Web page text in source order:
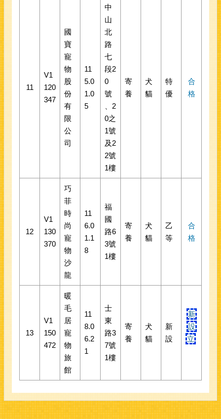
11
V1
120
347
國
寶
寵
物
股
份
有
限
公
司
11
5.0
1.0
5
中
山
北
路
七
段2
0
號
、2
0之
1號
及2
2號
1樓
寄
養
犬
貓
特
優
合
格
12
V1
130
370
巧
菲
時
尚
寵
物
沙
龍
11
6.0
1.1
8
福
國
路6
3號
1樓
寄
養
犬
貓
乙
等
合
格
13
V1
150
472
暖
毛
居
寵
物
旅
館
11
8.0
6.2
1
士
東
路3
7號
1樓
寄
養
犬
貓
新
設
新
設
立